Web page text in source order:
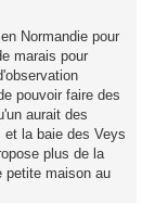
Normandie pour
marais pour
pouvoir faire des
aurait des
la baie des Veys
plus de la
petite maison au